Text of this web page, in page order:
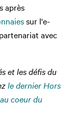
après
sur l'e-
avec
et les défis du
le dernier Hors
coeur du